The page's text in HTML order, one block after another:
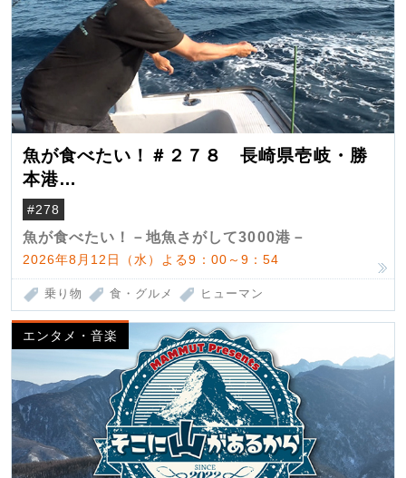
魚が食べたい！＃２７８ 長崎県壱岐・勝
本港
（クロマグロ）
#278
魚が食べたい！－地魚さがして3000港－
2026年8月12日（水）よる9：00～9：54
乗り物 食・グルメ ヒューマン
エンタメ・音楽